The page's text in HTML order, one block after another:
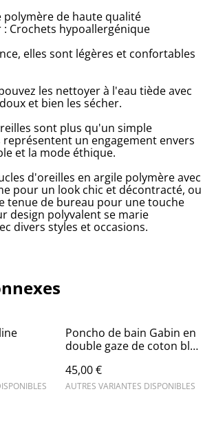
polymère de haute qualité
: Crochets hypoallergénique
elles sont légères et confortables
les nettoyer à l'eau tiède avec
et bien les sécher.
sont plus qu'un simple
représentent un engagement envers
et la mode éthique.
d'oreilles en argile polymère avec
pour un look chic et décontracté, ou
tenue de bureau pour une touche
design polyvalent se marie
divers styles et occasions.
Poncho de bain Gabin en
double gaze de coton bleu
45,00 €
AUTRES VARIANTES DISPONIBLES